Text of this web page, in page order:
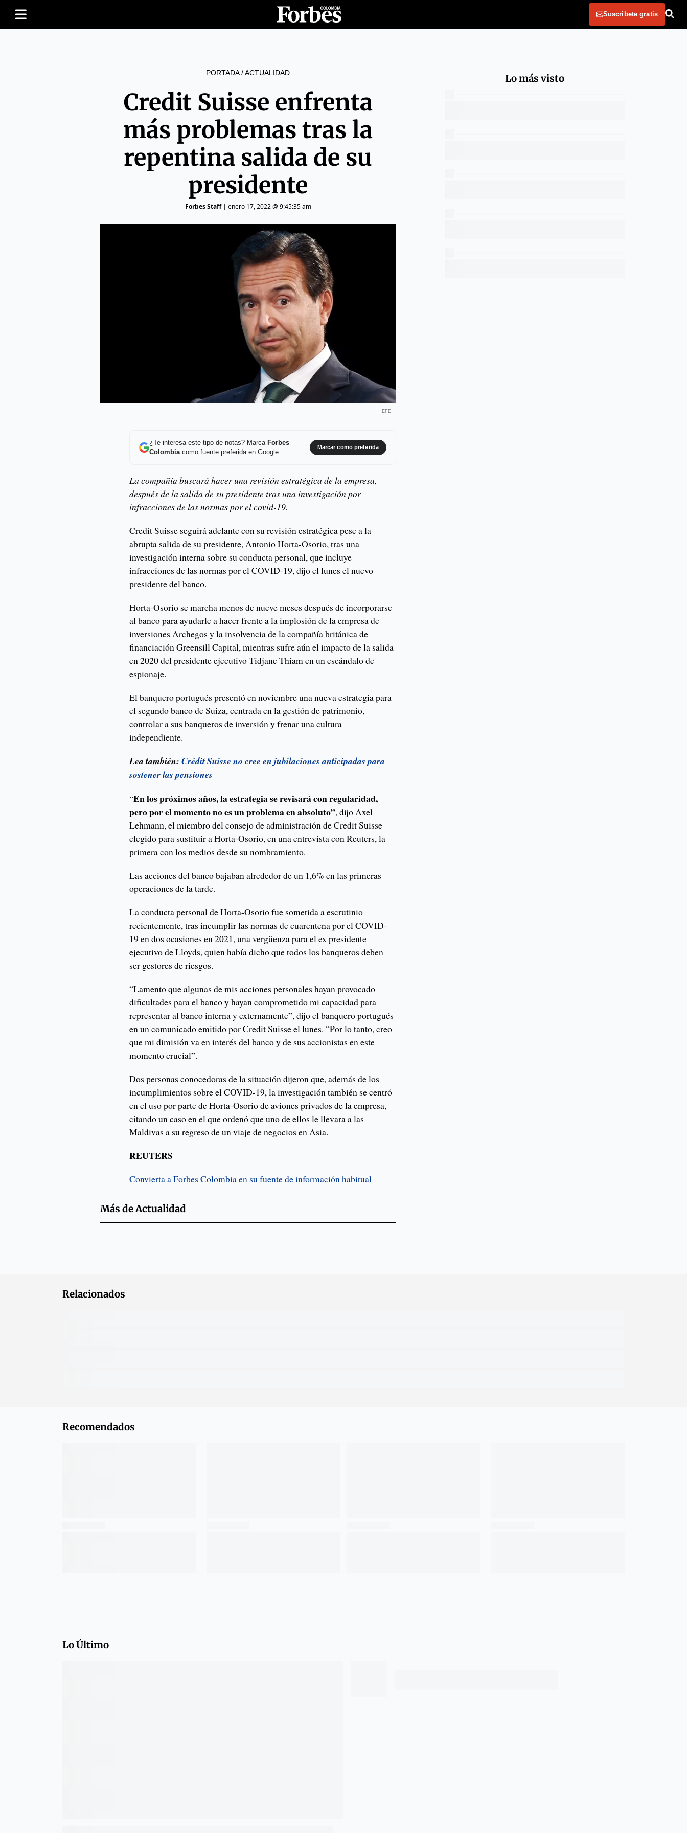
Suscribete gratis
PORTADA/ACTUALIDAD
Credit Suisse enfrenta
más problemas tras la
repentina salida de su
presidente
Forbes Staff| enero 17, 2022 @ 9:45:35 am
EFE
¿Te interesa este tipo de notas? Marca Forbes
Colombiacomo fuente preferida en Google.
Marcar como preferida
La compañía buscará hacer una revisión estratégica de la empresa,
después de la salida de su presidente tras una investigación por
infracciones de las normas por el covid-19.
Credit Suisse seguirá adelante con su revisión estratégica pese a la
abrupta salida de su presidente, Antonio Horta-Osorio, tras una
investigación interna sobre su conducta personal, que incluye
infracciones de las normas por el COVID-19, dijo el lunes el nuevo
presidente del banco.
Horta-Osorio se marcha menos de nueve meses después de incorporarse
al banco para ayudarle a hacer frente a la implosión de la empresa de
inversiones Archegos y la insolvencia de la compañía británica de
financiación Greensill Capital, mientras sufre aún el impacto de la salida
en 2020 del presidente ejecutivo Tidjane Thiam en un escándalo de
espionaje.
El banquero portugués presentó en noviembre una nueva estrategia para
el segundo banco de Suiza, centrada en la gestión de patrimonio,
controlar a sus banqueros de inversión y frenar una cultura
independiente.
Lea también:Crédit Suisse no cree en jubilaciones anticipadas para
sostener las pensiones
“En los próximos años, la estrategia se revisará con regularidad,
pero por el momento no es un problema en absoluto”, dijo Axel
Lehmann, el miembro del consejo de administración de Credit Suisse
elegido para sustituir a Horta-Osorio, en una entrevista con Reuters, la
primera con los medios desde su nombramiento.
Las acciones del banco bajaban alrededor de un 1,6% en las primeras
operaciones de la tarde.
La conducta personal de Horta-Osorio fue sometida a escrutinio
recientemente, tras incumplir las normas de cuarentena por el COVID-
19 en dos ocasiones en 2021, una vergüenza para el ex presidente
ejecutivo de Lloyds, quien había dicho que todos los banqueros deben
ser gestores de riesgos.
“Lamento que algunas de mis acciones personales hayan provocado
dificultades para el banco y hayan comprometido mi capacidad para
representar al banco interna y externamente”, dijo el banquero portugués
en un comunicado emitido por Credit Suisse el lunes. “Por lo tanto, creo
que mi dimisión va en interés del banco y de sus accionistas en este
momento crucial”.
Dos personas conocedoras de la situación dijeron que, además de los
incumplimientos sobre el COVID-19, la investigación también se centró
en el uso por parte de Horta-Osorio de aviones privados de la empresa,
citando un caso en el que ordenó que uno de ellos le llevara a las
Maldivas a su regreso de un viaje de negocios en Asia.
REUTERS
Convierta a Forbes Colombia en su fuente de información habitual
Más deActualidad
Lo más visto
Relacionados
Recomendados
Lo Último